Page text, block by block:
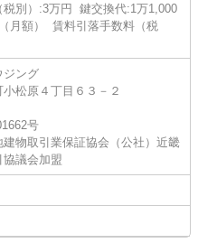
税別）:3万円 鍵交換代:1万1,000
月額） 賃料引落手数料（税
ジング
松原４丁目６３－２
号
建物取引業保証協会（公社）近畿
議会加盟